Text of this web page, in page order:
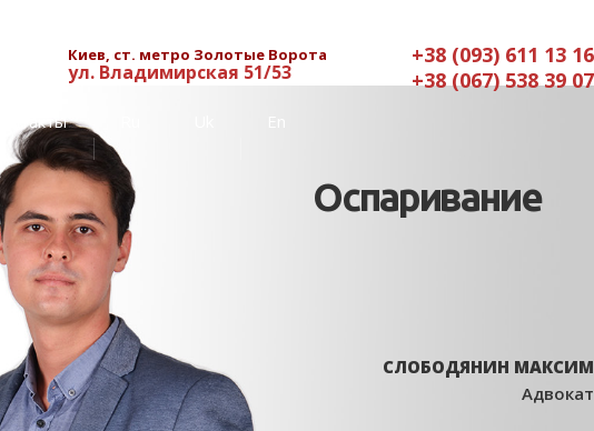
+38 (093) 611 13 16
+38 (067) 538 39 07
Киев, ст. метро Золотые Ворота
ул. Владимирская 51/53
Контакты
Оспаривание
СЛОБОДЯНИН МАКСИМ
Адвокат